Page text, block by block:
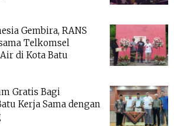
Gembira, RANS
Telkomsel
di Kota Batu
Gratis Bagi
Kerja Sama dengan